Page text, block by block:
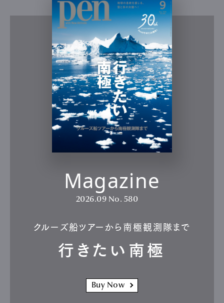
Magazine
2026.09 No. 580
クルーズ船ツアーから南極観測隊まで
行きたい南極
Buy Now